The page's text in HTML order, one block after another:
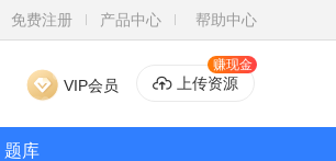
免费注册 产品中心 帮助中心
VIP会员 上传资源
赚现金
题库